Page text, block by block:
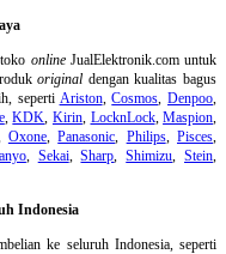
onlineJualElektronik.com untuk
original dengan kualitas bagus
seperti Ariston,Cosmos,Denpoo,
,KDK, Kirin, LocknLock,Maspion,
Oxone,Panasonic, Philips, Pisces,
, Sekai,Sharp,Shimizu,Stein,
Indonesia
ke seluruh Indonesia, seperti